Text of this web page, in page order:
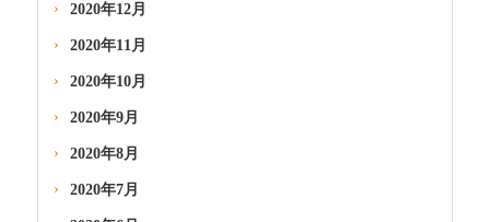
2020年12月
2020年11月
2020年10月
2020年9月
2020年8月
2020年7月